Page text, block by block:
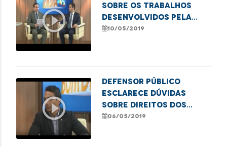
play_circle_outline
sobre os trabalhos
desenvolvidos pela
DPE/MA
10/05/2019
play_circle_outline
Defensor Público
esclarece dúvidas
sobre direitos dos
idosos
06/05/2019